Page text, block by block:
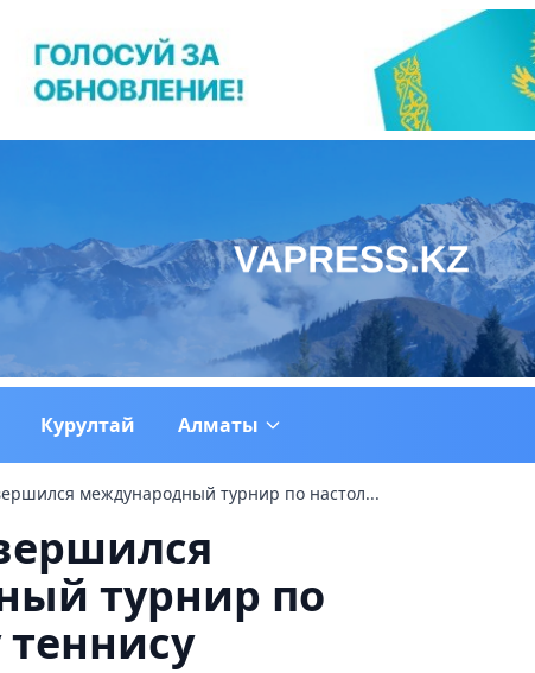
Курултай Алматы
международный турнир по настол...
турнир по